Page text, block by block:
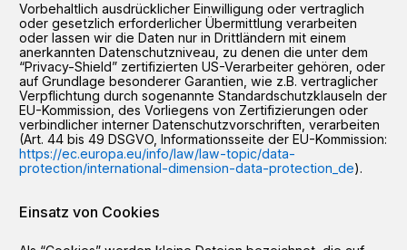
Vorbehaltlich ausdrücklicher Einwilligung oder vertraglich
oder gesetzlich erforderlicher Übermittlung verarbeiten
oder lassen wir die Daten nur in Drittländern mit einem
anerkannten Datenschutzniveau, zu denen die unter dem
“Privacy-Shield” zertifizierten US-Verarbeiter gehören, oder
auf Grundlage besonderer Garantien, wie z.B. vertraglicher
Verpflichtung durch sogenannte Standardschutzklauseln der
EU-Kommission, des Vorliegens von Zertifizierungen oder
verbindlicher interner Datenschutzvorschriften, verarbeiten
(Art. 44 bis 49 DSGVO, Informationsseite der EU-Kommission:
https://ec.europa.eu/info/law/law-topic/data-
protection/international-dimension-data-protection_de).
Einsatz von Cookies